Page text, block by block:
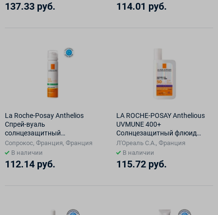
137.33 руб. 114.01 руб.
La Roche-Posay Anthelios
Спрей-вуаль
солнцезащитный
матирующий для лица SPF
50+, 75 мл
Сопрокос, Франция, Франция
В наличии
112.14 руб.
LA ROCHE-POSAY Anthelious
UVMUNE 400+
Солнцезащитный флюид
против пигментации для лица
SPF50+ 50мл
Л'Ореаль С.А., Франция
В наличии
115.72 руб.